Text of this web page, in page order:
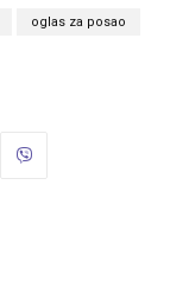
oglas za posao